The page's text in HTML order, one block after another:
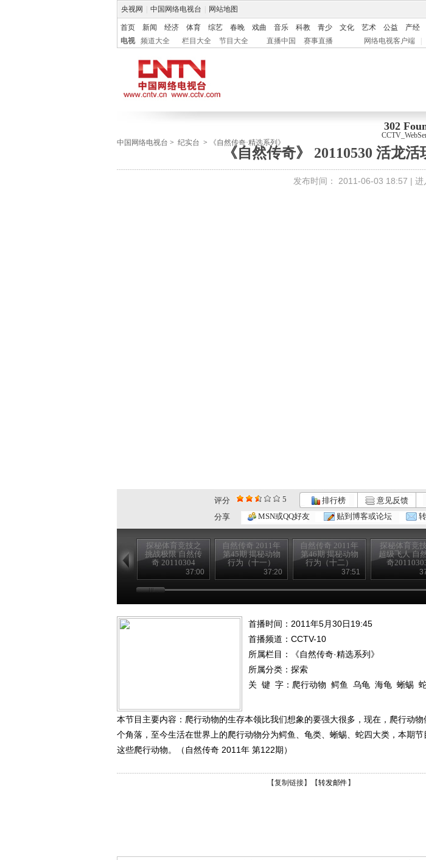
央视网 中国网络电视台 网站地图
首页 新闻 经济 体育 综艺 春晚 戏曲 音乐 科教 青少 文化 艺术 公益 产经
电视
频道大全 栏目大全 节目大全 直播中国 赛事直播 网络电视客户端
302
中国网络电视台 > 纪实台 > 《自然传奇·精选系列》
《自然传奇》 20110530 活龙活
发布时间： 2011-06-03 18:57 | 进
评分 5 排行榜 意见反馈
分享
MSN或QQ好友 贴到博客或论坛
探秘体育竞技之
挑战极限 自然传
奇 20110304
37:00
自然传奇 2011年
第45期 揭秘动物
行为（十一）
37:20
自然传奇 2011年
第46期 揭秘动物
行为（十二）
37:51
探秘体育竞
超级飞人 自
奇
首播时间：2011年5月30日19:45
首播频道： CCTV-10
所属栏目：
《自然传奇·精选系列》
所属分类：探索
关 键 字： 爬行动物 鳄鱼 乌龟 海龟 蜥蜴
本节目主要内容：爬行动物的生存本领比我们想象的要强大很多，现在，爬行动
个角落，至今生活在世界上的爬行动物分为鳄鱼、龟类、蜥蜴、蛇四大类，本期
这些爬行动物。（自然传奇 2011年 第122期）
【复制链接】【转发邮件 】